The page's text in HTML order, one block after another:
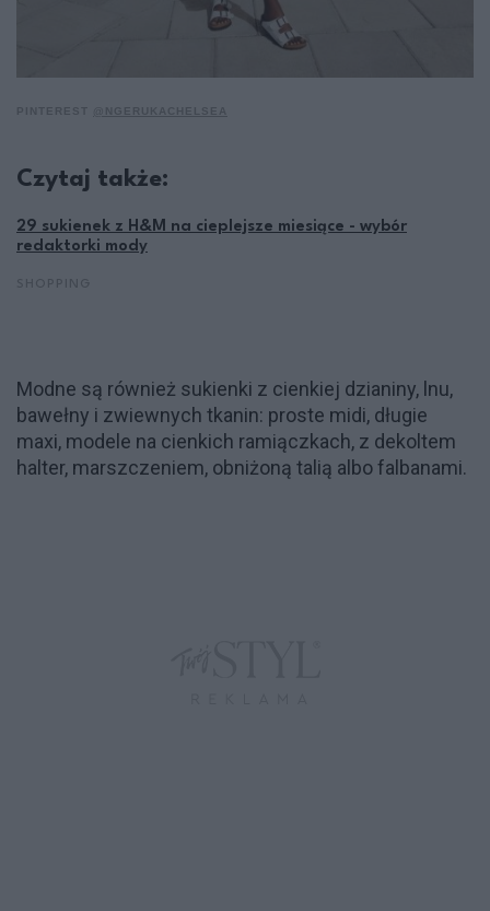
Czytaj także:
29 sukienek z H&M na cieplejsze miesiące - wybór
redaktorki mody
Modne są również sukienki z cienkiej dzianiny, lnu,
bawełny i zwiewnych tkanin: proste midi, długie
maxi, modele na cienkich ramiączkach, z dekoltem
halter, marszczeniem, obniżoną talią albo falbanami.